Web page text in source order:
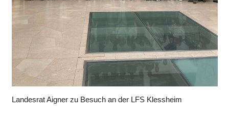
Landesrat Aigner zu Besuch an der LFS Klessheim